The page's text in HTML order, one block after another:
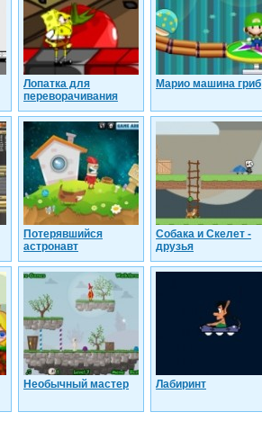
Лопатка для
переворачивания
Марио машина гриб
Потерявшийся
астронавт
Собака и Скелет -
друзья
Необычный мастер Лабиринт